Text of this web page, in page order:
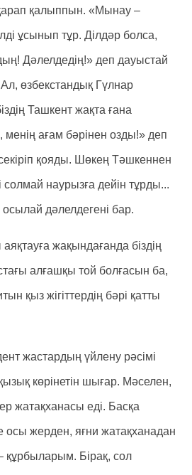
қалыппын. «Мынау –
ұсынып тұр. Ділдәр болса,
Дәлелдедің!» деп дауыстай
өзбекстандық Гүлнар
Ташкент жақта ғана
менің ағам бәрінен озды!» деп
қояды. Шөкең Тәшкеннен
солмай наурызға дейін тұрды...
осылай дәлелдегені бар.
жақындағанда біздің
алғашқы той болғасын ба,
қыз жігіттердің бәрі қатты
жастардың үйлену рәсімі
қызық көрінетін шығар. Мәселен,
жатақханасы еді. Басқа
осы жерден, яғни жатақханадан
құрбыларым. Бірақ, сол